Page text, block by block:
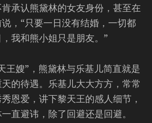
承认熊黛林的女友身份，甚至在
，“只要一日没有结婚，一切都
我和熊小姐只是朋友。”
王嫂”，熊黛林与乐基儿简直就是
的待遇。乐基儿大大方方，常常
恩爱，讲下黎天王的感人细节，
直避讳，除了回避还是回避。